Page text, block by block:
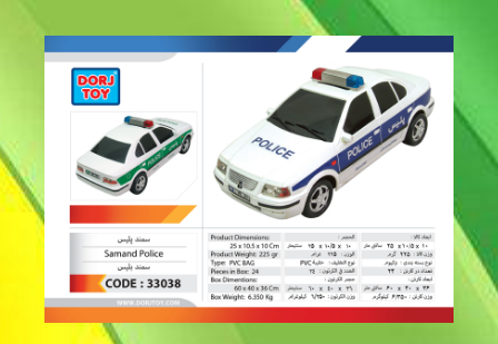
قبلی بعدی
سمند پلیس – 33038